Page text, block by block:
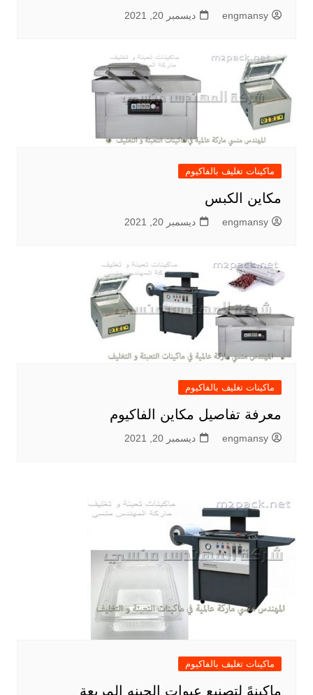
engmansy ديسمبر 20, 2021
ماكينات تغليف بالفاكيوم
مكاين الكبس
engmansy ديسمبر 20, 2021
ماكينات تغليف بالفاكيوم
معرفة تفاصيل مكاين الفاكيوم
engmansy ديسمبر 20, 2021
ماكينات تغليف بالفاكيوم
ماكينهً لتصنيع عبوات الجبنه المربعة